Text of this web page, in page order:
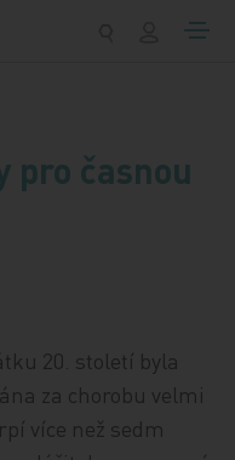
pro časnou
20. století byla
za chorobu velmi
více než sedm